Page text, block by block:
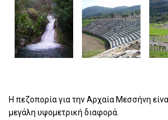
Η πεζοπορία για την Αρχαία Μεσσήνη
μεγάλη υψομετρική διαφορά.